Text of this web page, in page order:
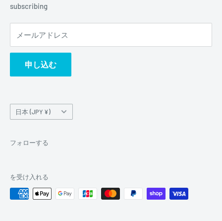
subscribing
メールアドレス
申し込む
国/
地
日本 (JPY ¥)
フォローする
を受け入れる